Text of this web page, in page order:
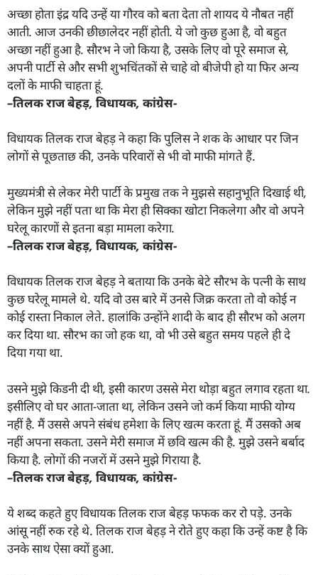
अच्छा होता इंद्र यदि उन्हें या गौरव को बता देता तो शायद ये नौबत नहीं
आती. आज उनकी छीछालेदर नहीं होती. ये जो कुछ हुआ है, वो बहुत
अच्छा नहीं हुआ है. सौरभ ने जो किया है, उसके लिए वो पूरे समाज से,
अपनी पार्टी से और सभी शुभचिंतकों से चाहे वो बीजेपी हो या फिर अन्य
दलों के माफी चाहता हूं.
–तिलक राज बेहड़, विधायक, कांग्रेस-
विधायक तिलक राज बेहड़ ने कहा कि पुलिस ने शक के आधार पर जिन
लोगों से पूछताछ की, उनके परिवारों से भी वो माफी मांगते हैं.
मुख्यमंत्री से लेकर मेरी पार्टी के प्रमुख तक ने मुझसे सहानुभूति दिखाई थी,
लेकिन मुझे नहीं पता था कि मेरा ही सिक्का खोटा निकलेगा और वो अपने
घरेलू कारणों से इतना बड़ा मामला करेगा.
–तिलक राज बेहड़, विधायक, कांग्रेस-
विधायक तिलक राज बेहड़ ने बताया कि उनके बेटे सौरभ के पत्नी के साथ
कुछ घरेलू मामले थे. यदि वो उस बारे में उनसे जिक्र करता तो वो कोई न
कोई रास्ता निकाल लेते. हालांकि उन्होंने शादी के बाद ही सौरभ को अलग
कर दिया था. सौरभ का जो हक था, वो भी उसे बहुत समय पहले ही दे
दिया गया था.
उसने मुझे किडनी दी थी, इसी कारण उससे मेरा थोड़ा बहुत लगाव रहता था.
इसीलिए वो घर आता-जाता था, लेकिन उसने जो कर्म किया माफी योग्य
नहीं है. मैं उससे अपने संबंध हमेशा के लिए खत्म करता हूं. मैं उसको अब
नहीं अपना सकता. उसने मेरी समाज में छवि खत्म की है. मुझे उसने बर्बाद
किया है. लोगों की नजरों में उसने मुझे गिराया है.
–तिलक राज बेहड़, विधायक, कांग्रेस-
ये शब्द कहते हुए विधायक तिलक राज बेहड़ फफक कर रो पड़े. उनके
आंसू नहीं रुक रहे थे. तिलक राज बेहड़ ने रोते हुए कहा कि उन्हें कष्ट है कि
उनके साथ ऐसा क्यों हुआ.